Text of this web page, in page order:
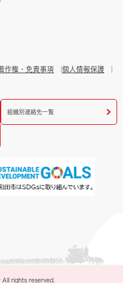
作権・免責事項
個人情報保護
組織別連絡先一覧
rights reserved.